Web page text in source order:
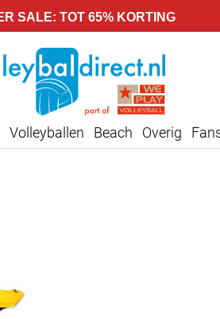
SALE: TOT 65% KORTING
Volleyballen Beach Overig